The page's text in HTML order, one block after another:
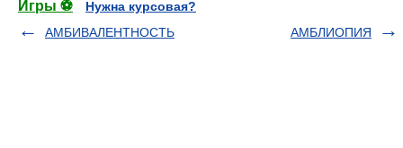
Игры ⚽
Нужна курсовая?
АМБИВАЛЕНТНОСТЬ
АМБЛИОПИЯ